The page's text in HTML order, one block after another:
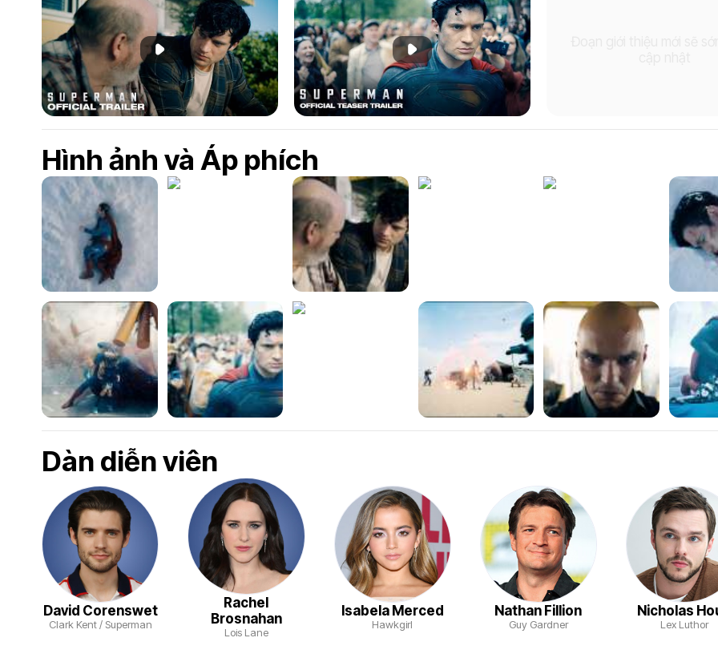
Phát đoạn giới thiệu Phát đoạn giới thiệu
Hình ảnh và Áp phích
Dàn diễn viên
David Corenswet
Clark Kent / Superman
Rachel
Brosnahan
Lois Lane
Isabela Merced
Hawkgirl
Nathan Fillion
Guy Gardner
Nicholas
Lex Luthor